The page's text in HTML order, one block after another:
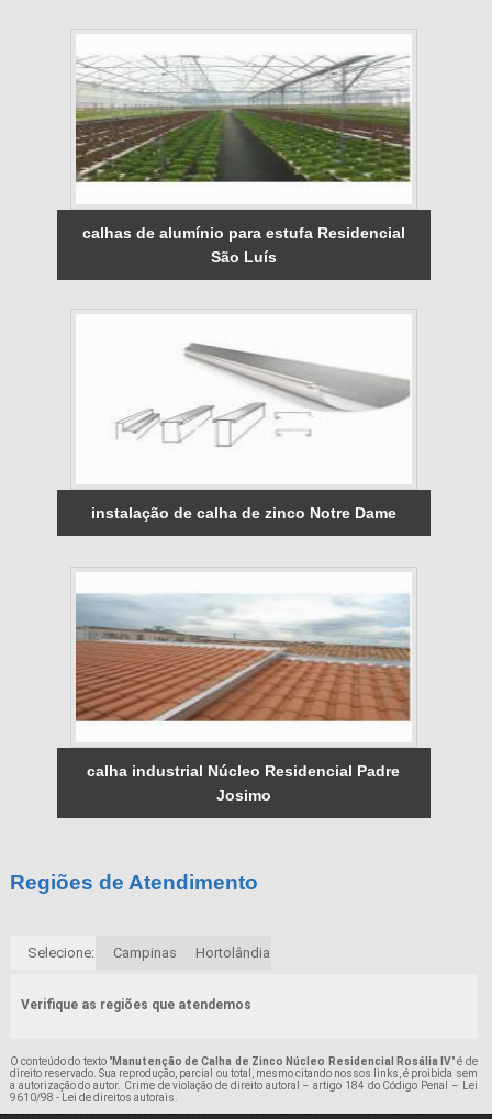
calhas de alumínio para estufa Residencial
São Luís
instalação de calha de zinco Notre Dame
calha industrial Núcleo Residencial Padre
Josimo
Regiões de Atendimento
Selecione: Campinas Hortolândia
Verifique as regiões que atendemos
O conteúdo do texto "Manutenção de Calha de Zinco Núcleo Residencial Rosália IV" é de
direito reservado. Sua reprodução, parcial ou total, mesmo citando nossos links, é proibida sem
a autorização do autor. Crime de violação de direito autoral – artigo 184 do Código Penal – Lei
9610/98 - Lei de direitos autorais.